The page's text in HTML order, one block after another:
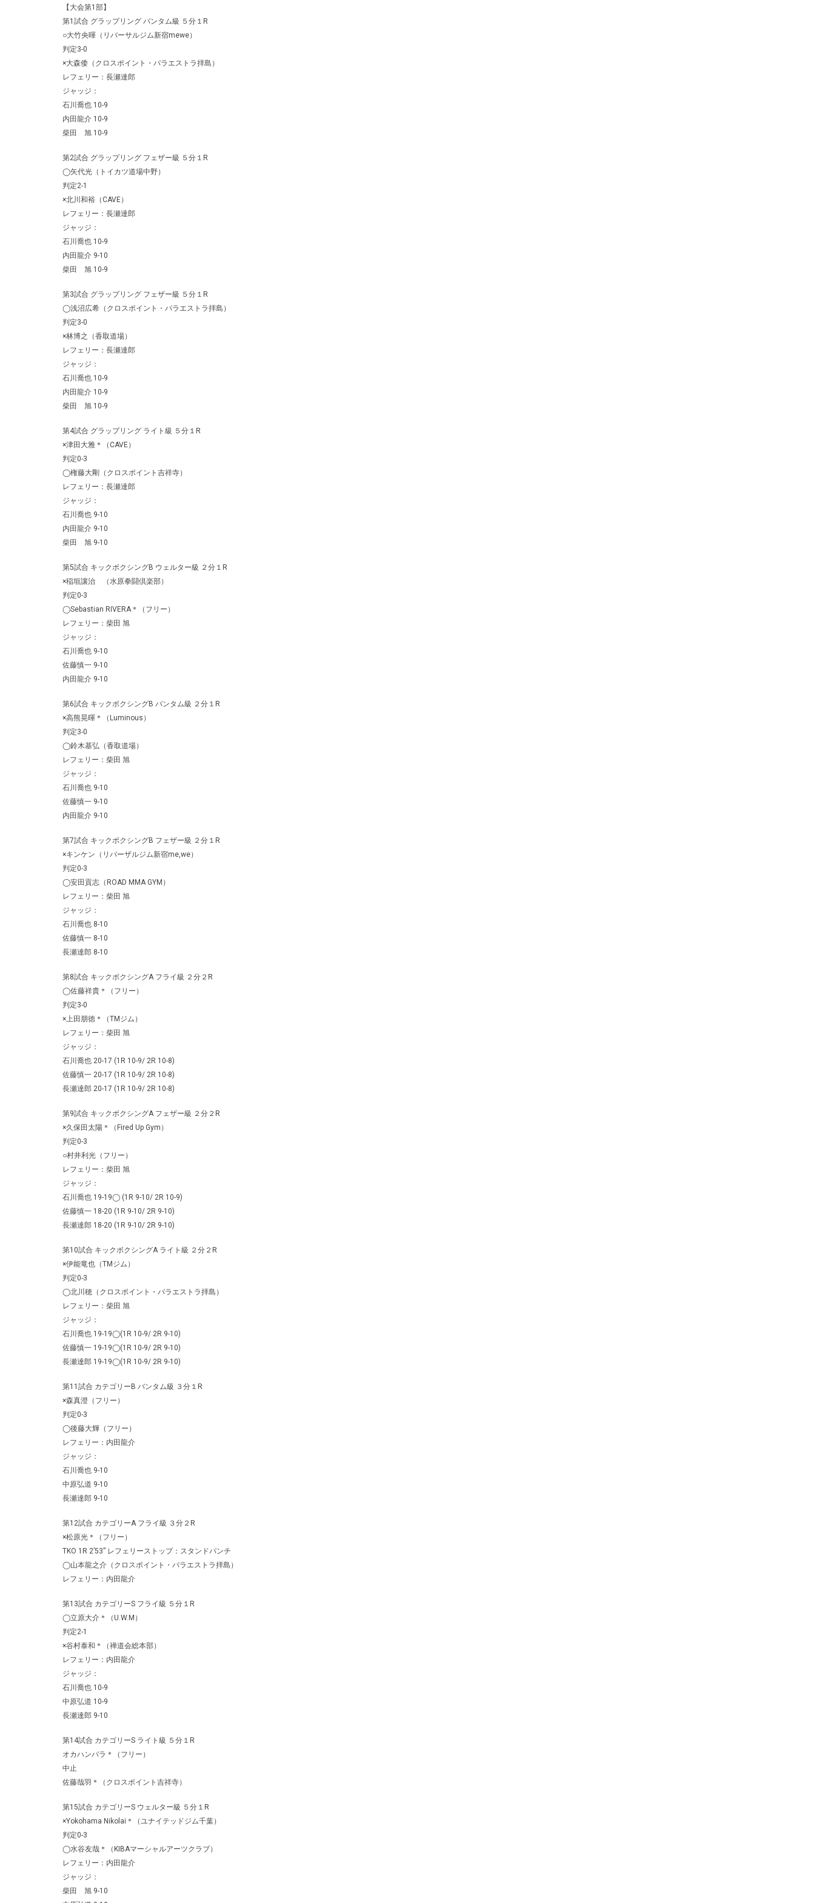
【大会第1部】
第1試合 グラップリング バンタム級 ５分１R
○大竹央暉（リバーサルジム新宿mewe）
判定3-0
×大森倭（クロスポイント・パラエストラ拝島）
レフェリー：長瀬達郎
ジャッジ：
石川喬也 10-9
内田龍介 10-9
柴田 旭 10-9
第2試合 グラップリング フェザー級 ５分１R
◯矢代光（トイカツ道場中野）
判定2-1
×北川和裕（CAVE）
レフェリー：長瀬達郎
ジャッジ：
石川喬也 10-9
内田龍介 9-10
柴田 旭 10-9
第3試合 グラップリング フェザー級 ５分１R
◯浅沼広希（クロスポイント・パラエストラ拝島）
判定3-0
×林博之（香取道場）
レフェリー：長瀬達郎
ジャッジ：
石川喬也 10-9
内田龍介 10-9
柴田 旭 10-9
第4試合 グラップリング ライト級 ５分１R
×津田大雅＊（CAVE）
判定0-3
◯権藤大剛（クロスポイント吉祥寺）
レフェリー：長瀬達郎
ジャッジ：
石川喬也 9-10
内田龍介 9-10
柴田 旭 9-10
第5試合 キックボクシングB ウェルター級 ２分１R
×稲垣讓治 （水原拳闘倶楽部）
判定0-3
◯Sebastian RIVERA＊（フリー）
レフェリー：柴田 旭
ジャッジ：
石川喬也 9-10
佐藤慎一 9-10
内田龍介 9-10
第6試合 キックボクシングB バンタム級 ２分１R
×高熊晃暉＊（Luminous）
判定3-0
◯鈴木基弘（香取道場）
レフェリー：柴田 旭
ジャッジ：
石川喬也 9-10
佐藤慎一 9-10
内田龍介 9-10
第7試合 キックボクシングB フェザー級 ２分１R
×キンケン（リバーザルジム新宿me,we）
判定0-3
◯安田貢志（ROAD MMA GYM）
レフェリー：柴田 旭
ジャッジ：
石川喬也 8-10
佐藤慎一 8-10
長瀬達郎 8-10
第8試合 キックボクシングA フライ級 ２分２R
◯佐藤祥貴＊（フリー）
判定3-0
×上田朋徳＊（TMジム）
レフェリー：柴田 旭
ジャッジ：
石川喬也 20-17 (1R 10-9/ 2R 10-8)
佐藤慎一 20-17 (1R 10-9/ 2R 10-8)
長瀬達郎 20-17 (1R 10-9/ 2R 10-8)
第9試合 キックボクシングA フェザー級 ２分２R
×久保田太陽＊（Fired Up Gym）
判定0-3
○村井利光（フリー）
レフェリー：柴田 旭
ジャッジ：
石川喬也 19-19◯ (1R 9-10/ 2R 10-9)
佐藤慎一 18-20 (1R 9-10/ 2R 9-10)
長瀬達郎 18-20 (1R 9-10/ 2R 9-10)
第10試合 キックボクシングA ライト級 ２分２R
×伊能竜也（TMジム）
判定0-3
◯北川穂（クロスポイント・パラエストラ拝島）
レフェリー：柴田 旭
ジャッジ：
石川喬也 19-19◯(1R 10-9/ 2R 9-10)
佐藤慎一 19-19◯(1R 10-9/ 2R 9-10)
長瀬達郎 19-19◯(1R 10-9/ 2R 9-10)
第11試合 カテゴリーB バンタム級 ３分１R
×森真澄（フリー）
判定0-3
◯後藤大輝（フリー）
レフェリー：内田龍介
ジャッジ：
石川喬也 9-10
中原弘道 9-10
長瀬達郎 9-10
第12試合 カテゴリーA フライ級 ３分２R
×松原光＊（フリー）
TKO 1R 2’53” レフェリーストップ：スタンドパンチ
◯山本龍之介（クロスポイント・パラエストラ拝島）
レフェリー：内田龍介
第13試合 カテゴリーS フライ級 ５分１R
◯立原大介＊（U.W.M）
判定2-1
×谷村泰和＊（禅道会総本部）
レフェリー：内田龍介
ジャッジ：
石川喬也 10-9
中原弘道 10-9
長瀬達郎 9-10
第14試合 カテゴリーS ライト級 ５分１R
オカハンバラ＊（フリー）
中止
佐藤哉羽＊（クロスポイント吉祥寺）
第15試合 カテゴリーS ウェルター級 ５分１R
×Yokohama Nikolai＊（ユナイテッドジム千葉）
判定0-3
◯水谷友哉＊（KIBAマーシャルアーツクラブ）
レフェリー：内田龍介
ジャッジ：
柴田 旭 9-10